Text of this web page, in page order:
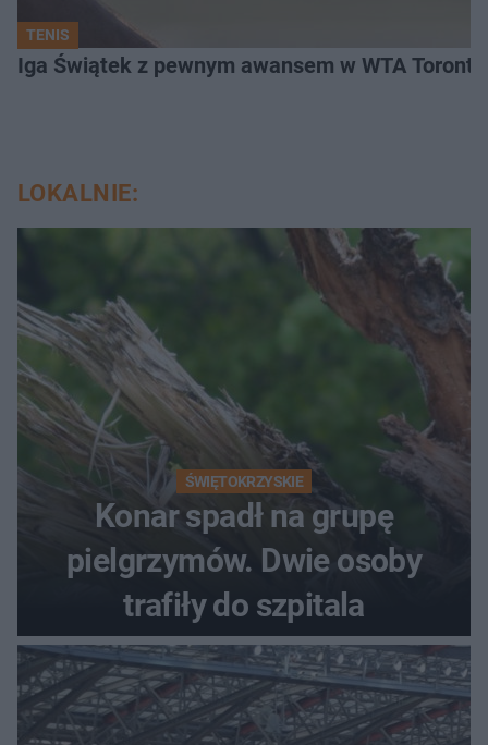
TENIS
Iga Świątek z pewnym awansem w WTA
LOKALNIE:
ŚWIĘTOKRZYSKIE
Konar spadł na grupę
pielgrzymów. Dwie osoby
trafiły do szpitala